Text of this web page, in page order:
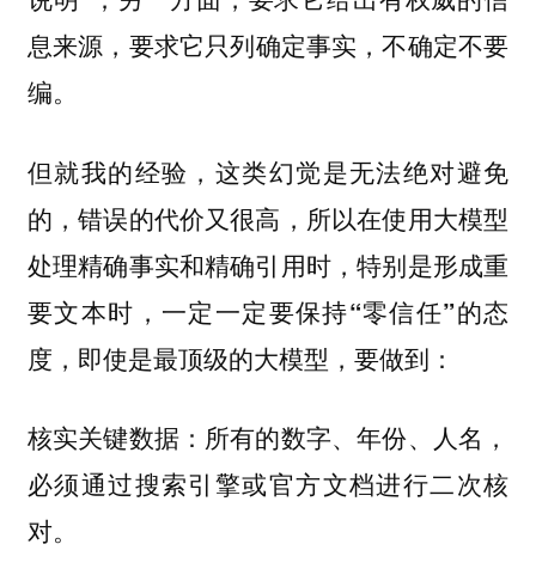
息来源 ，要求它只列确定事实，不确定不要
编。
但就我的经验，这类幻觉是无法绝对避免
的，错误的代价又很高，所以在使用大模型
处理精确事实和精确引用时，特别是形成重
要文本时，一定一定要保持“零信任”的态
度 ，即使是最顶级的大模型，要做到：
核实关键数据：所有的数字、年份、人名，
必须通过搜索引擎或官方文档进行二次核
对。